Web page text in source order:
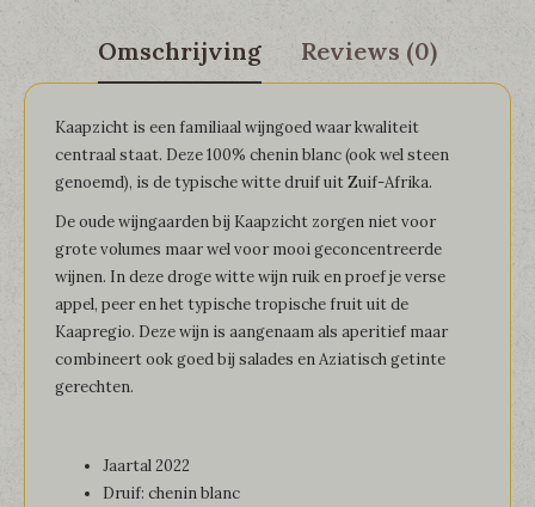
Omschrijving Reviews (0)
Kaapzicht is een familiaal wijngoed waar kwaliteit
centraal staat. Deze 100% chenin blanc (ook wel steen
genoemd), is de typische witte druif uit Zuif-Afrika.
De oude wijngaarden bij Kaapzicht zorgen niet voor
grote volumes maar wel voor mooi geconcentreerde
wijnen. In deze droge witte wijn ruik en proef je verse
appel, peer en het typische tropische fruit uit de
Kaapregio. Deze wijn is aangenaam als aperitief maar
combineert ook goed bij salades en Aziatisch getinte
gerechten.
Jaartal 2022
Druif: chenin blanc